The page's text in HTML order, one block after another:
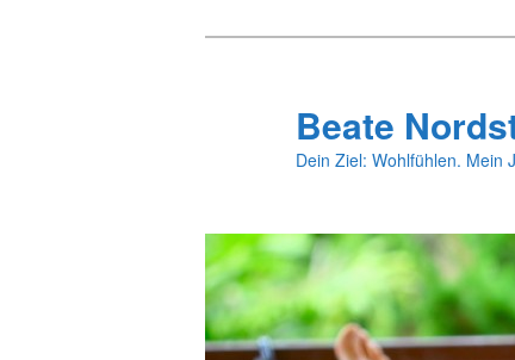
Beate
Dein Ziel: Wohlfühlen. Mein